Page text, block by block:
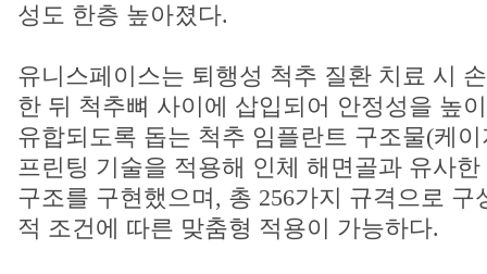
성도 한층 높아졌다.
유니스페이스는 퇴행성 척추 질환 치료 시
한 뒤 척추뼈 사이에 삽입되어 안정성을 높
유합되도록 돕는 척추 임플란트 구조물(케
프린팅 기술을 적용해 인체 해면골과 유사한
구조를 구현했으며, 총 256가지 규격으로 구
적 조건에 따른 맞춤형 적용이 가능하다.